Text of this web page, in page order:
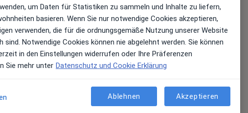
um Daten für Statistiken zu sammeln und Inhalte zu liefern,
basieren. Wenn Sie nur notwendige Cookies akzeptieren,
verwenden, die für die ordnungsgemäße Nutzung unserer Website
Notwendige Cookies können nie abgelehnt werden. Sie können
in den Einstellungen widerrufen oder Ihre Präferenzen
Sie mehr unter Datenschutz und Cookie Erklärung
Ablehnen Akzeptieren